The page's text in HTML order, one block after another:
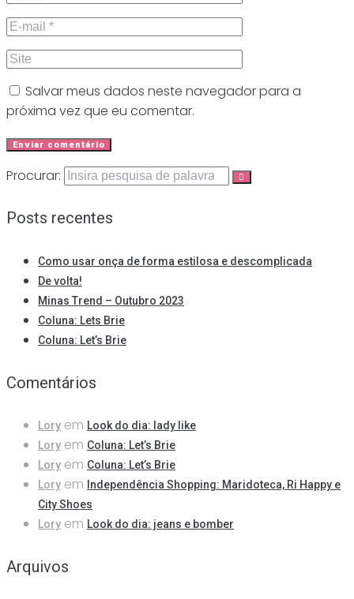
Salvar meus dados neste navegador para a
próxima vez que eu comentar.
Procurar:
Posts recentes
Como usar onça de forma estilosa e descomplicada
De volta!
Minas Trend – Outubro 2023
Coluna: Lets Brie
Coluna: Let’s Brie
Comentários
Lory em Look do dia: lady like
Lory em Coluna: Let’s Brie
Lory em Coluna: Let’s Brie
Lory em
Independência Shopping: Maridoteca, Ri Happy e
City Shoes
Lory em Look do dia: jeans e bomber
Arquivos